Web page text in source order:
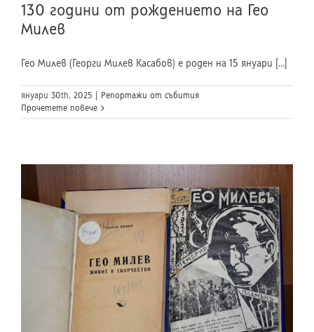
130 години от рождението на Гео
Милев
Гео Милев (Георги Милев Касабов) e роден на 15 януари [...]
януари 30th, 2025
Репортажи от събития
Прочетете повече